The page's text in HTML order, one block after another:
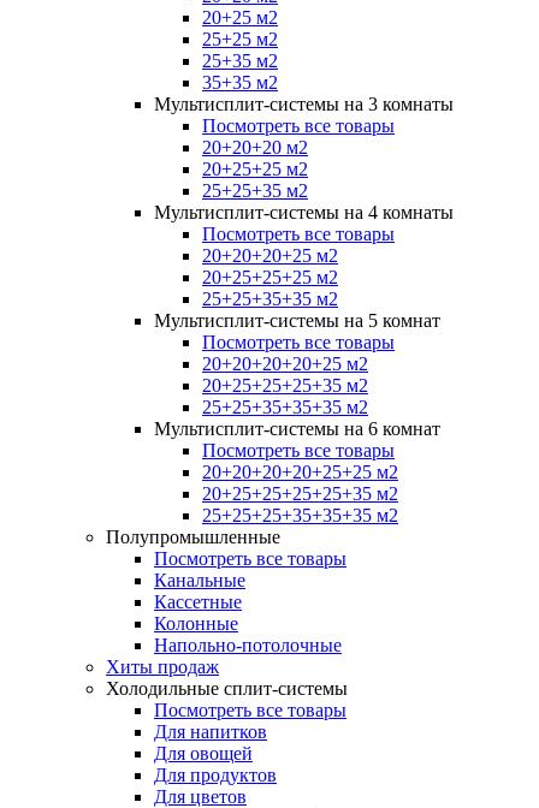
20+25 м2
25+25 м2
25+35 м2
35+35 м2
Мультисплит-системы на 3 комнаты
Посмотреть все товары
20+20+20 м2
20+25+25 м2
25+25+35 м2
Мультисплит-системы на 4 комнаты
Посмотреть все товары
20+20+20+25 м2
20+25+25+25 м2
25+25+35+35 м2
Мультисплит-системы на 5 комнат
Посмотреть все товары
20+20+20+20+25 м2
20+25+25+25+35 м2
25+25+35+35+35 м2
Мультисплит-системы на 6 комнат
Посмотреть все товары
20+20+20+20+25+25 м2
20+25+25+25+25+35 м2
25+25+25+35+35+35 м2
Полупромышленные
Посмотреть все товары
Канальные
Кассетные
Колонные
Напольно-потолочные
Хиты продаж
Холодильные сплит-системы
Посмотреть все товары
Для напитков
Для овощей
Для продуктов
Для цветов